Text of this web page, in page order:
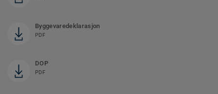
Byggevaredeklarasjon
PDF
DOP
PDF